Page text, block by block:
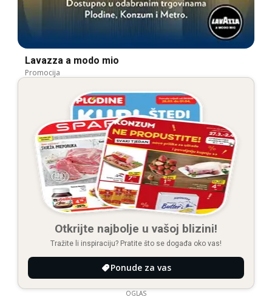
Lavazza a modo mio
Promocija
Otkrijte najbolje u vašoj blizini!
Tražite li inspiraciju? Pratite što se događa oko vas!
Ponude za vas
OGLAS